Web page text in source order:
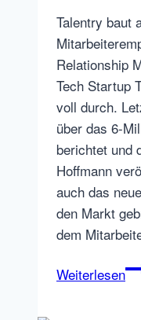
Talentry baut
Relationship
Tech Startup
voll durch.
über das 6-
berichtet und
Hoffmann
auch das
den Markt
dem
Weiterlesen